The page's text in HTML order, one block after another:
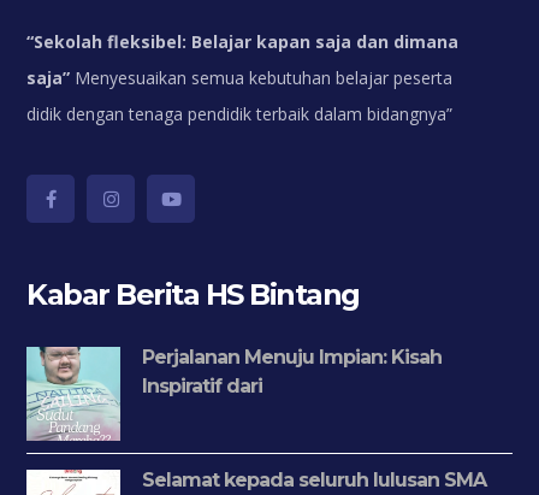
“Sekolah fleksibel: Belajar kapan saja dan dimana
saja” Menyesuaikan semua kebutuhan belajar peserta
didik dengan tenaga pendidik terbaik dalam bidangnya”
Kabar Berita HS Bintang
Perjalanan Menuju Impian: Kisah
Inspiratif dari
Selamat kepada seluruh lulusan SMA